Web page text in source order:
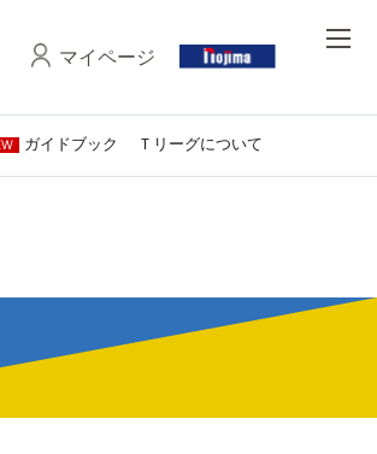
マイページ
ガイドブック Ｔリーグについて